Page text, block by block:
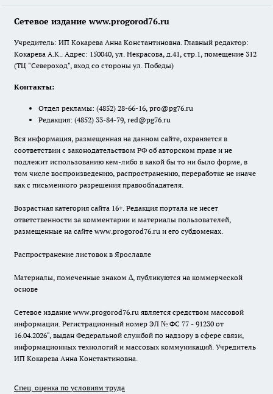
Сетевое издание www.progorod76.ru
Учредитель: ИП Кокарева Анна Константиновна. Главный редактор:
Кокарева А.К.. Адрес: 150040, ул. Некрасова, д.41, стр.1, помещение 312
(ТЦ "Североход", вход со стороны ул. Победы)
Контакты:
Отдел рекламы: (4852) 28-66-16, pro@pg76.ru
Редакция: (4852) 33-84-79, red@pg76.ru
Вся информация, размещенная на данном сайте, охраняется в
соответствии с законодательством РФ об авторском праве и не
подлежит использованию кем-либо в какой бы то ни было форме, в
том числе воспроизведению, распространению, переработке не иначе
как с письменного разрешения правообладателя.
Возрастная категория сайта 16+. Редакция портала не несет
ответственности за комментарии и материалы пользователей,
размещенные на сайте www.progorod76.ru и его субдоменах.
Распространение листовок в Ярославле
Материалы, помеченные знаком ∆, публикуются на коммерческой
основе
Сетевое издание www.progorod76.ru является средством массовой
информации. Регистрационный номер ЭЛ № ФС 77 - 91230 от
16.04.2026", выдан Федеральной службой по надзору в сфере связи,
информационных технологий и массовых коммуникаций. Учредитель
ИП Кокарева Анна Константиновна.
Спец. оценка по условиям труда